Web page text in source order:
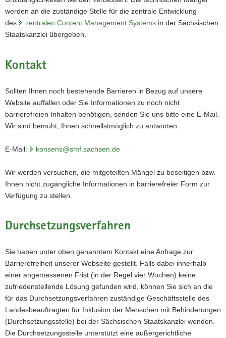
werden an die zuständige Stelle für die zentrale Entwicklung
des
zentralen Content Management Systems in der Sächsischen
Staatskanzlei übergeben.
Kontakt
Sollten Ihnen noch bestehende Barrieren in Bezug auf unsere
Website auffallen oder Sie Informationen zu noch nicht
barrierefreien Inhalten benötigen, senden Sie uns bitte eine E-Mail.
Wir sind bemüht, Ihnen schnellstmöglich zu antworten.
E-Mail: konsens@smf.sachsen.de
Wir werden versuchen, die mitgeteilten Mängel zu beseitigen bzw.
Ihnen nicht zugängliche Informationen in barrierefreier Form zur
Verfügung zu stellen.
Durchsetzungsverfahren
Sie haben unter oben genanntem Kontakt eine Anfrage zur
Barrierefreiheit unserer Webseite gestellt. Falls dabei innerhalb
einer angemessenen Frist (in der Regel vier Wochen) keine
zufriedenstellende Lösung gefunden wird, können Sie sich an die
für das Durchsetzungsverfahren zuständige Geschäftsstelle des
Landesbeauftragten für Inklusion der Menschen mit Behinderungen
(Durchsetzungsstelle) bei der Sächsischen Staatskanzlei wenden.
Die Durchsetzungsstelle unterstützt eine außergerichtliche